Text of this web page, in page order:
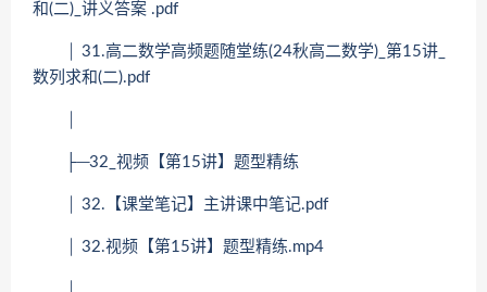
和(二)_讲义答案 .pdf
│ 31.高二数学高频题随堂练(24秋高二数学)_第15讲_
数列求和(二).pdf
├─32_视频【第15讲】题型精练
│ 32.【课堂笔记】主讲课中笔记.pdf
│ 32.视频【第15讲】题型精练.mp4